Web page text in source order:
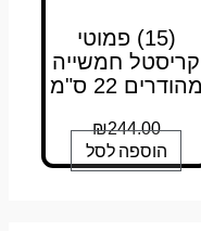
(15) פמוטי
חמשייה
22 ס"מ
₪244.00
הוספה לסל